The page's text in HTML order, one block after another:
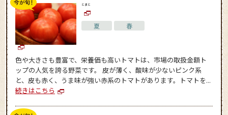
とまと
夏 春
色や大きさも豊富で、栄養価も高いトマトは、市場の取扱金額ト
ップの人気を誇る野菜です。 皮が薄く、酸味が少ないピンク系
と、皮も赤く、うま味が強い赤系のトマトがあります。トマトを...
続きはこちら